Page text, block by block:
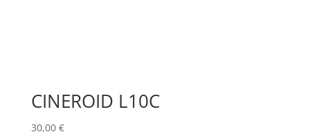
CINEROID L10C
30,00 €